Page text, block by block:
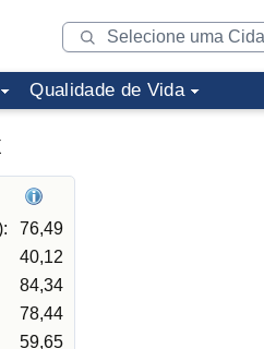
Qualidade de Vida
76,49
40,12
84,34
78,44
59,65